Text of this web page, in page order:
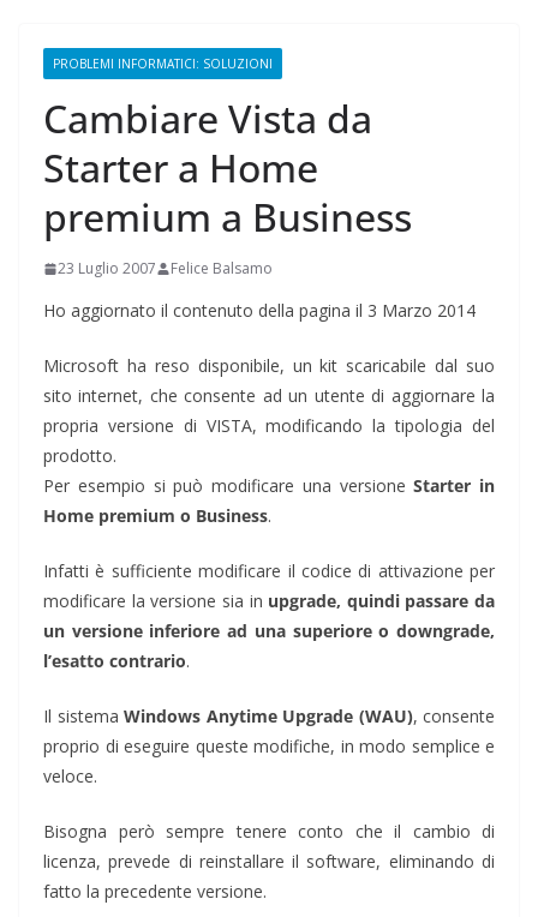
PROBLEMI INFORMATICI: SOLUZIONI
Cambiare Vista da
Starter a Home
premium a Business
23 Luglio 2007 Felice Balsamo
Ho aggiornato il contenuto della pagina il 3 Marzo 2014
Microsoft ha reso disponibile, un kit scaricabile dal suo
sito internet, che consente ad un utente di aggiornare la
propria versione di VISTA, modificando la tipologia del
prodotto.
Per esempio si può modificare una versioneStarter in
Home premium o Business.
Infatti è sufficiente modificare il codice di attivazione per
modificare la versione sia in upgrade, quindi passare da
un versione inferiore ad una superiore o downgrade,
l’esatto contrario.
Il sistema Windows Anytime Upgrade (WAU), consente
proprio di eseguire queste modifiche, in modo semplice e
veloce.
Bisogna però sempre tenere conto che il cambio di
licenza, prevede di reinstallare il software, eliminando di
fatto la precedente versione.